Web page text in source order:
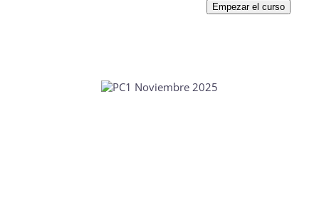
Empezar el curso